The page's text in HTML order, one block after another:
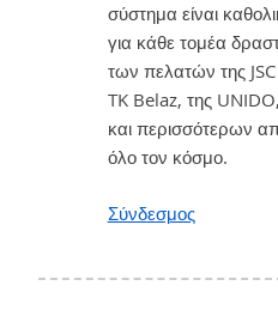
σύστημα είναι
για κάθε τομέα
των πελατών της
TK Belaz, της
και περισσότερων
όλο τον κόσμο.
Σύνδεσμος